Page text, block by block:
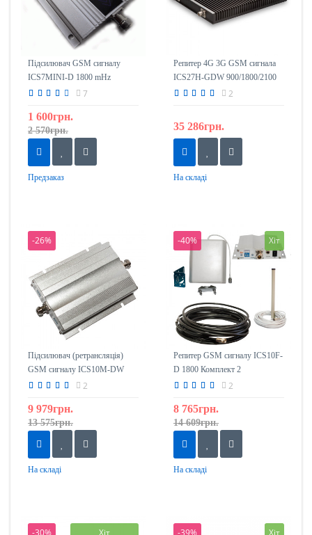
Підсилювач GSM сигналу
ICS7MINI-D 1800 mHz
7
1 600грн.
2 570грн.
Предзаказ
Репитер 4G 3G GSM сигнала
ICS27H-GDW 900/1800/2100
2
35 286грн.
На складі
-26%
Підсилювач (ретрансляція)
GSM сигналу ICS10M-DW
1800/2100
2
9 979грн.
13 575грн.
На складі
-40% Хіт
Репитер GSM сигналу ICS10F-
D 1800 Комплект 2
2
8 765грн.
14 609грн.
На складі